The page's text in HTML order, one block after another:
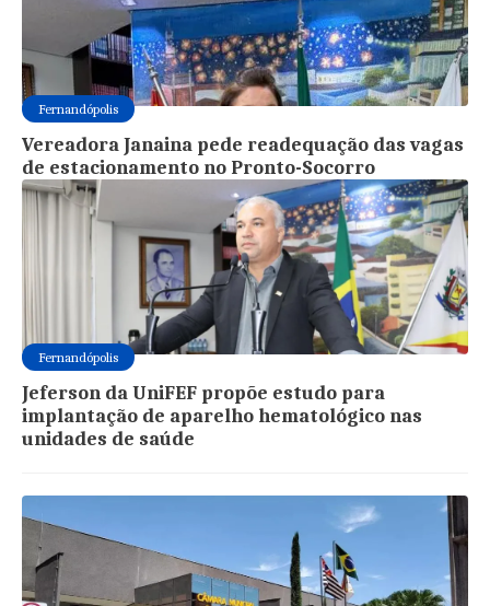
Fernandópolis
Vereadora Janaina pede readequação das vagas
de estacionamento no Pronto-Socorro
Fernandópolis
Jeferson da UniFEF propõe estudo para
implantação de aparelho hematológico nas
unidades de saúde